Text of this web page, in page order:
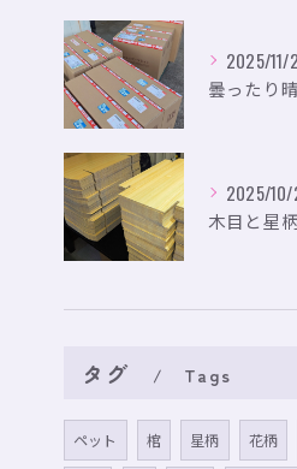
2025/11/
2025/
木目と星
タグ Tags
ペット 棺 星柄 花柄